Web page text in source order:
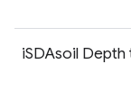
iSDAsoil